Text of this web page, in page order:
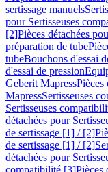
sertissage manuels
pour Sertisseuses
[2]Pièces détachées
préparation de tube
tubeBouchons d'essai
d'essai de pression
Geberit MapressPièces
MapressSertisseuses
Sertisseuses
détachées pour
de sertissage [1] / [2]
de sertissage [1] / [2]
détachées pour
compatibilité [3]Pièces